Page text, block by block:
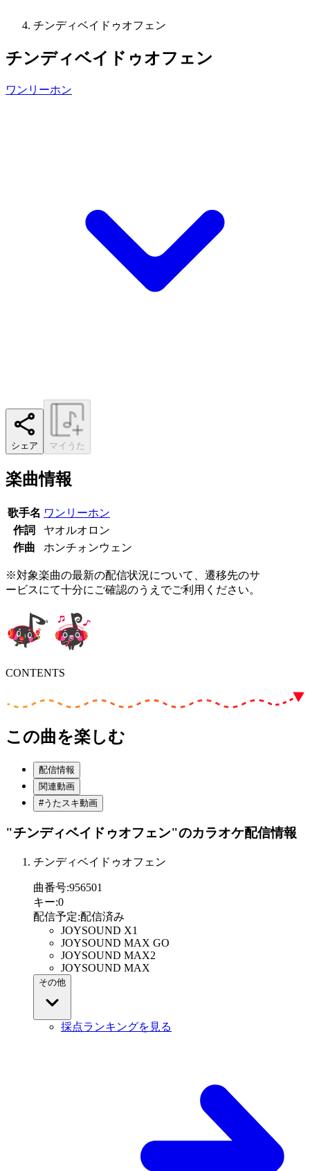
チンディベイドゥオフェン
チンディベイドゥオフェン
ワンリーホン
シェア マイうた
楽曲情報
歌手名 ワンリーホン
作詞
ヤオルオロン
作曲
ホンチォンウェン
※対象楽曲の最新の配信状況について、遷移先のサ
ービスにて十分にご確認のうえでご利用ください。
CONTENTS
この曲を楽しむ
配信情報
関連動画
#うたスキ動画
"チンディベイドゥオフェン"のカラオケ配信情報
チンディベイドゥオフェン
曲番号:956501
キー:0
配信予定:配信済み
JOYSOUND X1
JOYSOUND MAX GO
JOYSOUND MAX2
JOYSOUND MAX
その他
採点ランキングを見る